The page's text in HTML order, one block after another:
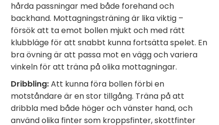
hårda passningar med både forehand och
backhand. Mottagningsträning är lika viktig –
försök att ta emot bollen mjukt och med rätt
klubbläge för att snabbt kunna fortsätta spelet. En
bra övning är att passa mot en vägg och variera
vinkeln för att träna på olika mottagningar.
Dribbling:Att kunna föra bollen förbi en
motståndare är en stor tillgång. Träna på att
dribbla med både höger och vänster hand, och
använd olika finter som kroppsfinter, skottfinter